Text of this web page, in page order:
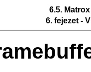
6.5.
6. fejezet -